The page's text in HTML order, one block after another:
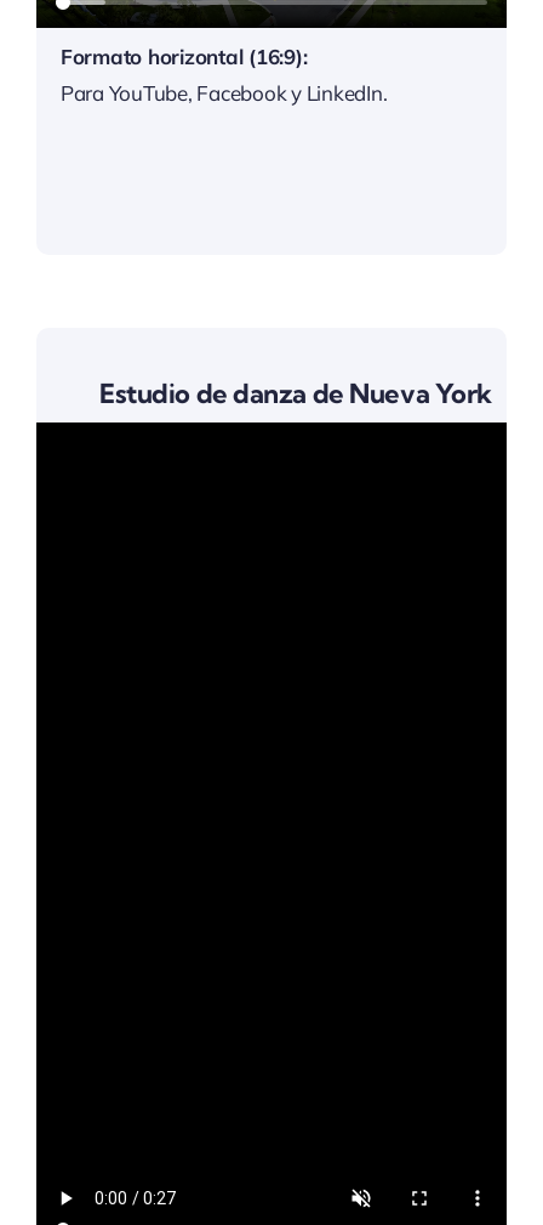
Formato horizontal (16:9):
Para YouTube, Facebook y LinkedIn.
Estudio de danza de Nueva York